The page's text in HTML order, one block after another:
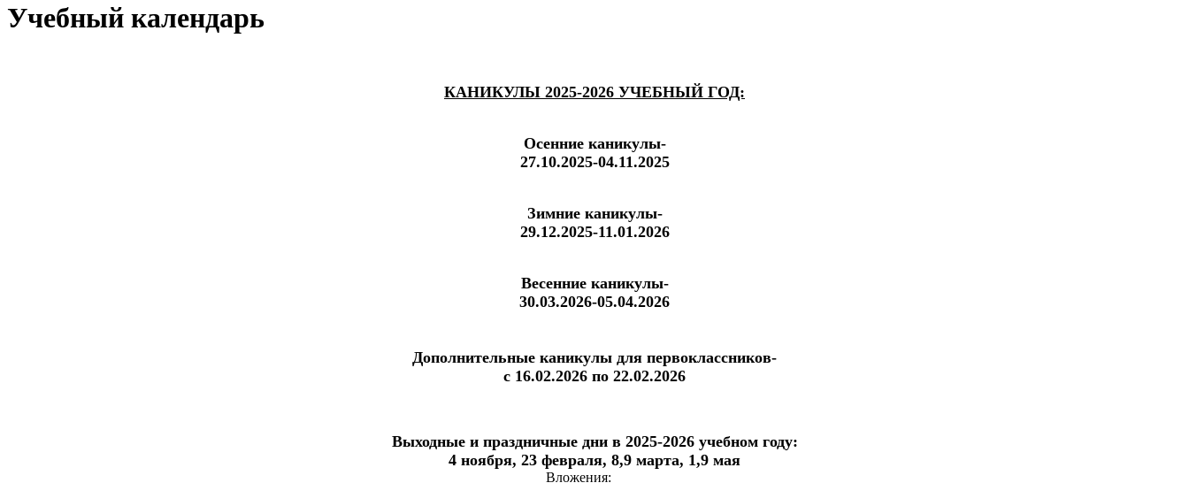
Учебный календарь
КАНИКУЛЫ 2025-2026 УЧЕБНЫЙ ГОД:
Осенние каникулы-
27.10.2025-04.11.2025
Зимние каникулы-
29.12.2025-11.01.2026
Весенние каникулы-
30.03.2026-05.04.2026
Дополнительные каникулы для первоклассников-
с 16.02.2026 по 22.02.2026
Выходные и праздничные дни в 2025-2026учебном году:
4 ноября, 23 февраля, 8,9 марта, 1,9 мая
Вложения: